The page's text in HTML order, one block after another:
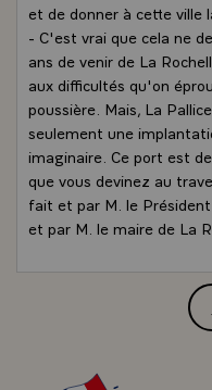
et de donner à cette ville
- C'est vrai que cela ne
ans de venir de La
aux difficultés qu'on
poussière. Mais, La
seulement une
imaginaire. Ce port est
que vous devinez au
fait et par M. le
et par M. le maire de La
Crépeau dans les
des hommes de cette
pas, je me disais mais